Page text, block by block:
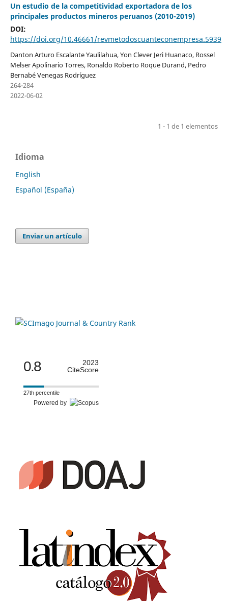
Un estudio de la competitividad exportadora de los
principales productos mineros peruanos (2010-2019)
DOI:
https://doi.org/10.46661/revmetodoscuanteconempresa.5939
Danton Arturo Escalante Yaulilahua, Yon Clever Jeri Huanaco, Rossel
Melser Apolinario Torres, Ronaldo Roberto Roque Durand, Pedro
Bernabé Venegas Rodríguez
264-284
2022-06-02
1 - 1 de 1 elementos
Idioma
English
Español (España)
Enviar un artículo
0.8
2023
CiteScore
27th percentile
Powered by